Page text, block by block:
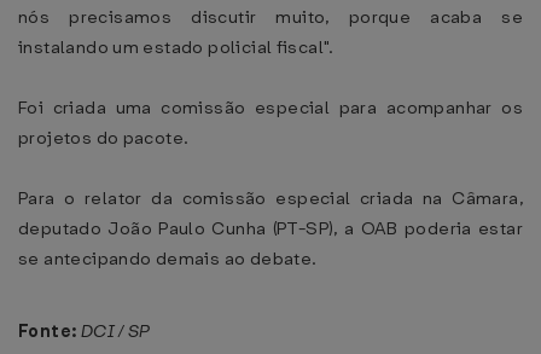
nós precisamos discutir muito, porque acaba se
instalando um estado policial fiscal".
Foi criada uma comissão especial para acompanhar os
projetos do pacote.
Para o relator da comissão especial criada na Câmara,
deputado João Paulo Cunha (PT-SP), a OAB poderia estar
se antecipando demais ao debate.
Fonte: DCI / SP